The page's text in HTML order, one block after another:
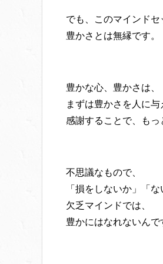
でも、このマインドセ
豊かさとは無縁です。
豊かな心、豊かさは、
まずは豊かさを人に与
感謝することで、も
不思議なもので、
「損をしないか」「
欠乏マインドでは、
豊かにはなれないんで